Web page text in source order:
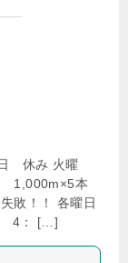
休み 火曜
1,000m×5本
敗！！ 各曜日
4： […]